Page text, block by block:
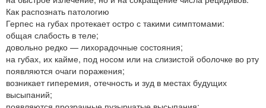
Как распознать патологию
Герпес на губах протекает остро с такими симптомами:
общая слабость в теле;
довольно редко — лихорадочные состояния;
на губах, их кайме, под носом или на слизистой оболочке во рту
появляются очаги поражения;
возникает гиперемия, отечность и зуд в местах будущих
высыпаний;